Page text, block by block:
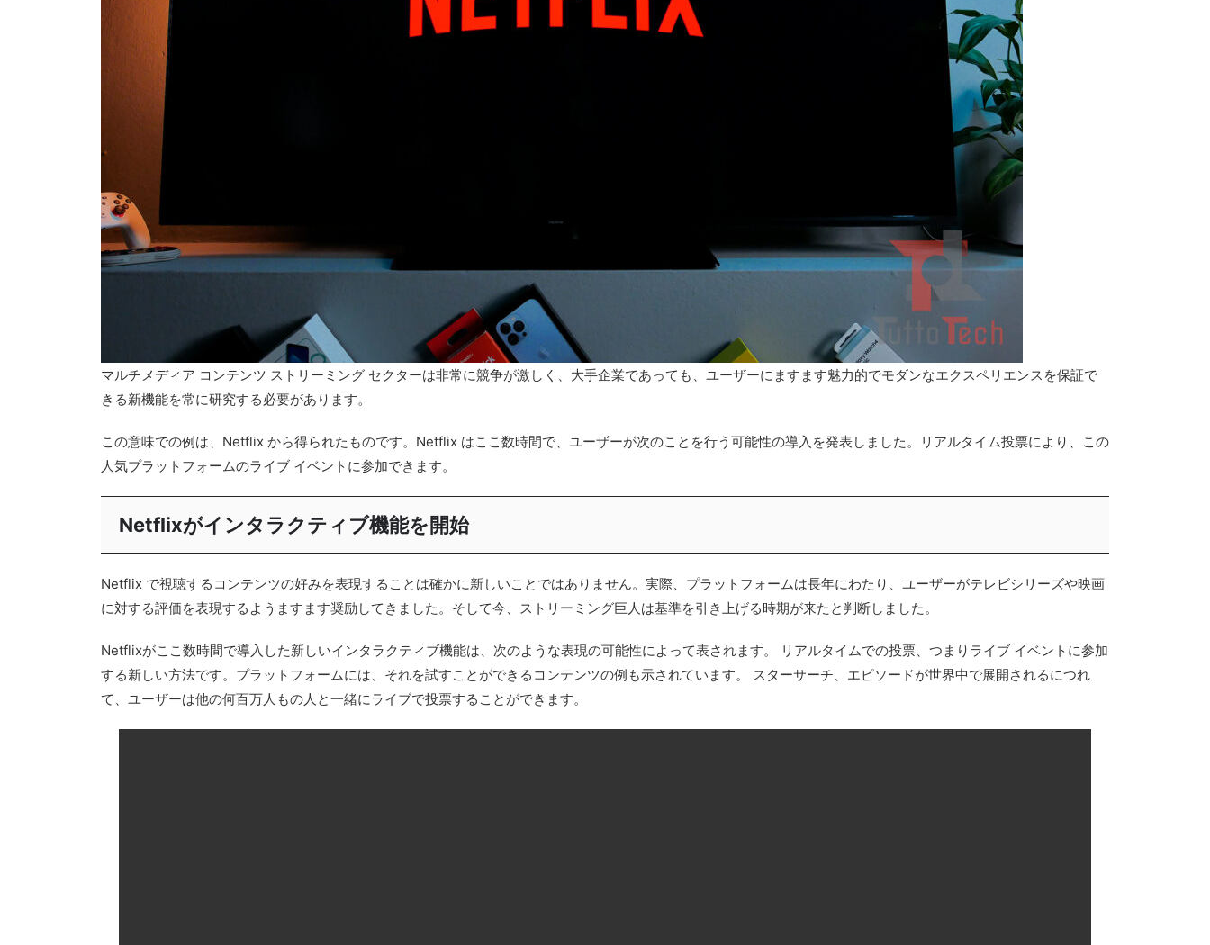
マルチメディア コンテンツ ストリーミング セクターは非常に競争が激しく、大手企業であっても、ユーザーにますます魅力的でモダンなエクスペリエンスを保証で
きる新機能を常に研究する必要があります。
この意味での例は、Netflix から得られたものです。Netflix はここ数時間で、ユーザーが次のことを行う可能性の導入を発表しました。
リアルタイム投票により、この
人気プラットフォームのライブ イベントに参加できます。
Netflixがインタラクティブ機能を開始
Netflix で視聴するコンテンツの好みを表現することは確かに新しいことではありません。実際、プラットフォームは長年にわたり、ユーザーがテレビシリーズや映画
に対する評価を表現するようますます奨励してきました。そして今、ストリーミング巨人は基準を引き上げる時期が来たと判断しました。
Netflixがここ数時間で導入した新しいインタラクティブ機能は、次のような表現の可能性によって表されます。
リアルタイムでの投票、つまりライブ イベントに参加
する新しい方法です。プラットフォームには、それを試すことができるコンテンツの例も示されています。 スターサーチ、エピソードが世界中で展開されるにつれ
て、ユーザーは他の何百万人もの人と一緒にライブで投票することができます。